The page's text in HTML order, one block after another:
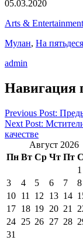
05.03.2020
Arts &
Мулан, На
admin
Навигация
Previous Post:
Next Post:
качестве
Август 2026
Пн Вт Ср Чт Пт
1
3
4 5 6 7 8
10 11 12 13 14
17 18 19 20 21
24 25 26 27 28
31